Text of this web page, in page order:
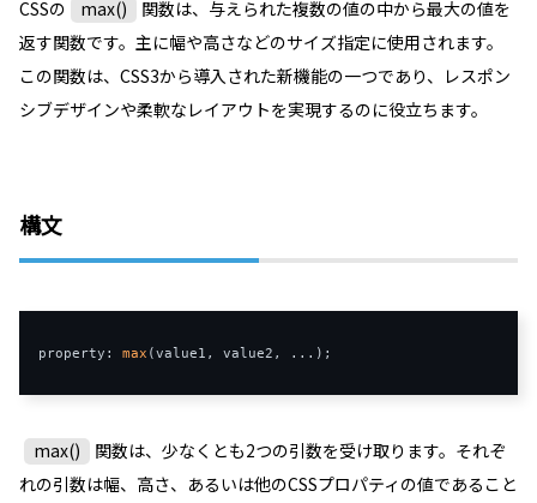
CSSの max()
関数は、与えられた複数の値の中から最大の値を
返す関数です。主に幅や高さなどのサイズ指定に使用されます。
この関数は、CSS3から導入された新機能の一つであり、レスポン
シブデザインや柔軟なレイアウトを実現するのに役立ちます。
構文
property: max (value1, value2, ...);
max()
関数は、少なくとも2つの引数を受け取ります。それぞ
れの引数は幅、高さ、あるいは他のCSSプロパティの値であること